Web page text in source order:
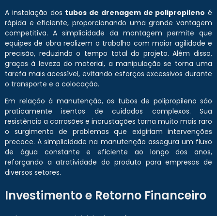
A instalação dos tubos de drenagem de polipropileno é
rápida e eficiente, proporcionando uma grande vantagem
competitiva. A simplicidade da montagem permite que
equipes de obra realizem o trabalho com maior agilidade e
precisão, reduzindo o tempo total do projeto. Além disso,
graças à leveza do material, a manipulação se torna uma
tarefa mais acessível, evitando esforços excessivos durante
o transporte e a colocação.
Em relação à manutenção, os tubos de polipropileno são
praticamente isentos de cuidados complexos. Sua
resistência a corrosões e incrustações torna muito mais raro
o surgimento de problemas que exigiriam intervenções
precoce. A simplicidade na manutenção assegura um fluxo
de água constante e eficiente ao longo dos anos,
reforçando a atratividade do produto para empresas de
diversos setores.
Investimento e Retorno Financeiro